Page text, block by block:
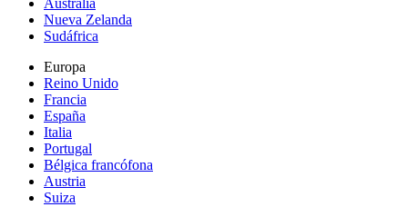
Australia
Nueva Zelanda
Sudáfrica
Europa
Reino Unido
Francia
España
Italia
Portugal
Bélgica francófona
Austria
Suiza